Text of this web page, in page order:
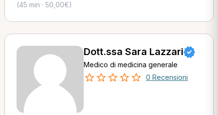
(45 min · 50,00€)
Dott.ssa Sara Lazzari
Medico di medicina generale
0 Recensioni